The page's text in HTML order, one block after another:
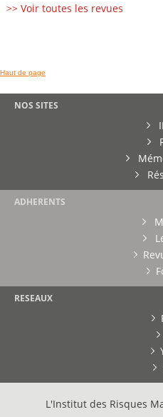
>> Voir toutes les revues
Haut de page
NOS SITES
ADHERENTS
RESEAUX
L'Institut des Risques